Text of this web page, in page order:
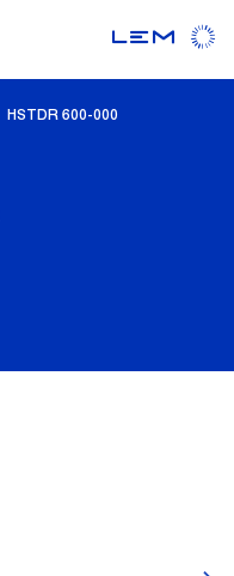
lem_current_page
HSTDR 600-000